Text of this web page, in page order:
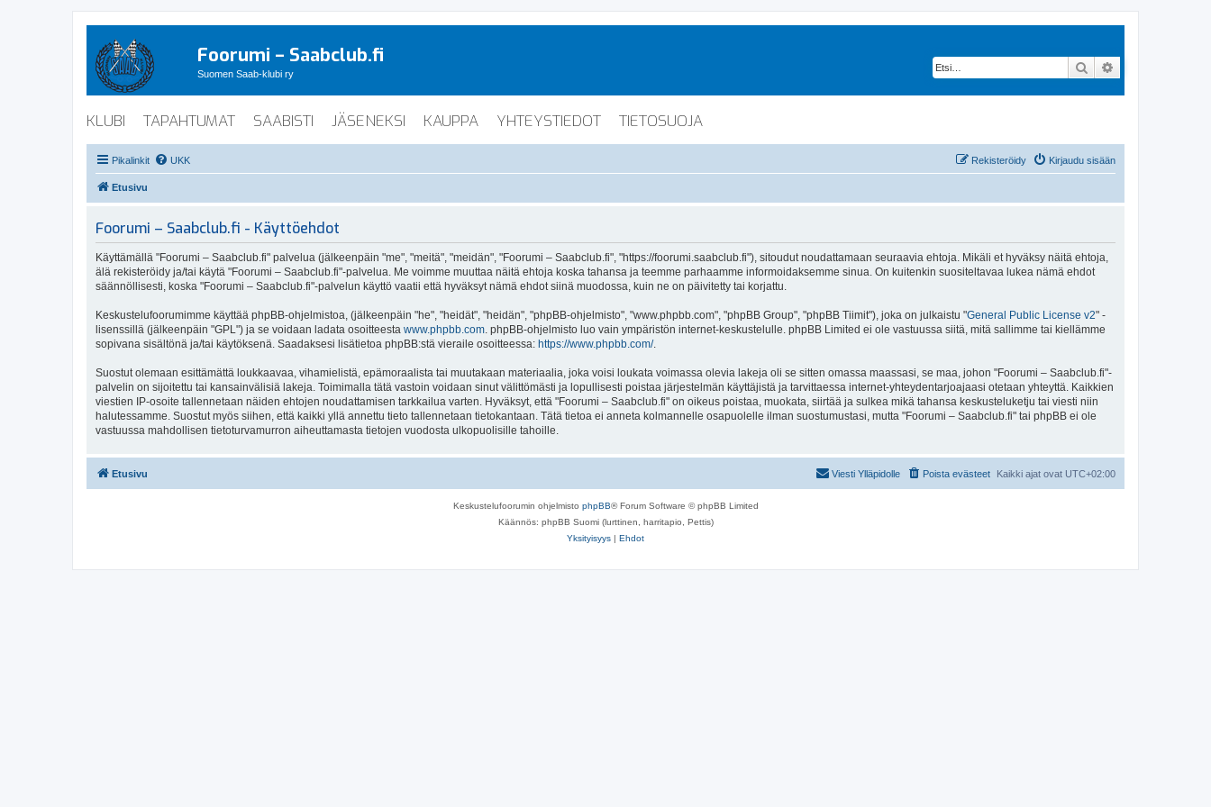
Foorumi – Saabclub.fi
Suomen Saab-klubi ry Etsi
KLUBI TAPAHTUMAT SAABISTI JÄSENEKSI KAUPPA YHTEYSTIEDOT TIETOSUOJA
Pikalinkit UKK Kirjaudu sisään
Rekisteröidy
Etusivu
Foorumi – Saabclub.fi - Käyttöehdot
Käyttämällä "Foorumi – Saabclub.fi" palvelua (jälkeenpäin "me", "meitä", "meidän", "Foorumi – Saabclub.fi", "https://foorumi.saabclub.fi"), sitoudut noudattamaan seuraavia ehtoja. Mikäli et hyväksy näitä ehtoja,
älä rekisteröidy ja/tai käytä "Foorumi – Saabclub.fi"-palvelua. Me voimme muuttaa näitä ehtoja koska tahansa ja teemme parhaamme informoidaksemme sinua. On kuitenkin suositeltavaa lukea nämä ehdot
säännöllisesti, koska "Foorumi – Saabclub.fi"-palvelun käyttö vaatii että hyväksyt nämä ehdot siinä muodossa, kuin ne on päivitetty tai korjattu.
Keskustelufoorumimme käyttää phpBB-ohjelmistoa, (jälkeenpäin "he", "heidät", "heidän", "phpBB-ohjelmisto", "www.phpbb.com", "phpBB Group", "phpBB Tiimit"), joka on julkaistu "General Public License v2" -
lisenssillä (jälkeenpäin "GPL") ja se voidaan ladata osoitteesta www.phpbb.com . phpBB-ohjelmisto luo vain ympäristön internet-keskustelulle. phpBB Limited ei ole vastuussa siitä, mitä sallimme tai kiellämme
sopivana sisältönä ja/tai käytöksenä. Saadaksesi lisätietoa phpBB:stä vieraile osoitteessa: https://www.phpbb.com/.
Suostut olemaan esittämättä loukkaavaa, vihamielistä, epämoraalista tai muutakaan materiaalia, joka voisi loukata voimassa olevia lakeja oli se sitten omassa maassasi, se maa, johon "Foorumi – Saabclub.fi"-
palvelin on sijoitettu tai kansainvälisiä lakeja. Toimimalla tätä vastoin voidaan sinut välittömästi ja lopullisesti poistaa järjestelmän käyttäjistä ja tarvittaessa internet-yhteydentarjoajaasi otetaan yhteyttä. Kaikkien
viestien IP-osoite tallennetaan näiden ehtojen noudattamisen tarkkailua varten. Hyväksyt, että "Foorumi – Saabclub.fi" on oikeus poistaa, muokata, siirtää ja sulkea mikä tahansa keskusteluketju tai viesti niin
halutessamme. Suostut myös siihen, että kaikki yllä annettu tieto tallennetaan tietokantaan. Tätä tietoa ei anneta kolmannelle osapuolelle ilman suostumustasi, mutta "Foorumi – Saabclub.fi" tai phpBB ei ole
vastuussa mahdollisen tietoturvamurron aiheuttamasta tietojen vuodosta ulkopuolisille tahoille.
Etusivu Kaikki ajat ovat UTC+02:00
Poista evästeet
Viesti Ylläpidolle
Keskustelufoorumin ohjelmisto phpBB® Forum Software © phpBB Limited
Käännös: phpBB Suomi (lurttinen, harritapio, Pettis)
Yksityisyys | Ehdot